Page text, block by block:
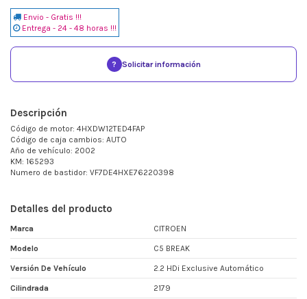
Envio - Gratis !!!
Entrega - 24 - 48 horas !!!
? Solicitar información
Descripción
Código de motor: 4HXDW12TED4FAP
Código de caja cambios: AUTO
Año de vehículo: 2002
KM: 165293
Numero de bastidor: VF7DE4HXE76220398
Detalles del producto
Marca CITROEN
Modelo C5 BREAK
Versión De Vehículo 2.2 HDi Exclusive Automático
Cilindrada 2179